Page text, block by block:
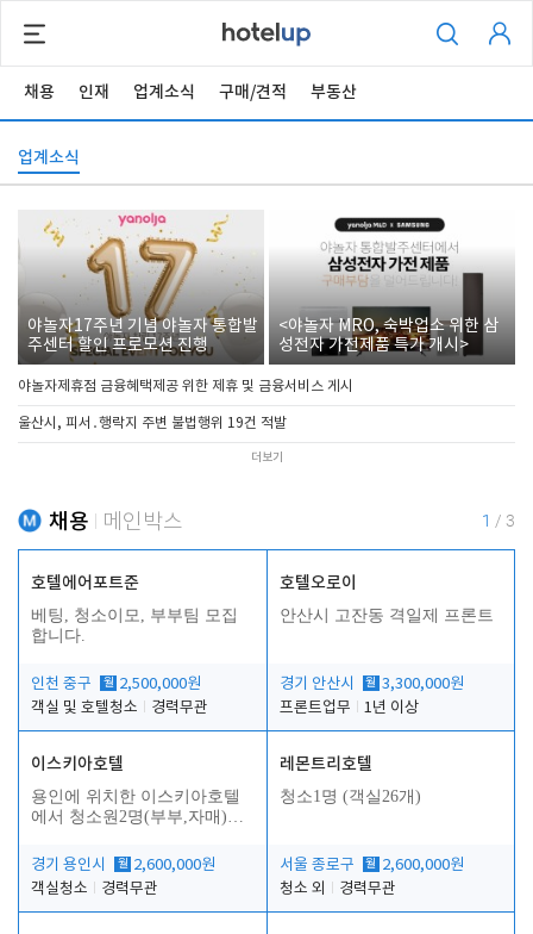
채용 인재 업계소식 구매/견적 부동산
업계소식
야놀자17주년 기념 야놀자 통합발
주센터 할인 프로모션 진행
<야놀자 MRO, 숙박업소 위한 삼
성전자 가전제품 특가 개시>
야놀자제휴점 금융혜택제공 위한 제휴 및 금융서비스 게시
울산시, 피서․행락지 주변 불법행위 19건 적발
더보기
채용 메인박스 1 / 3
호텔에어포트준
베팅, 청소이모, 부부팀 모집
합니다.
인천 중구 월 2,500,000원
객실 및 호텔청소
경력무관
호텔오로이
안산시 고잔동 격일제 프론트
경기 안산시 월 3,300,000원
프론트업무
1년 이상
이스키아호텔
용인에 위치한 이스키아호텔
에서 청소원2명(부부,자매)을
경기 용인시
월 2,600,000원
객실청소
경력무관
레몬트리호텔
청소1명 (객실26개)
서울 종로구 월 2,600,000원
청소 외
경력무관